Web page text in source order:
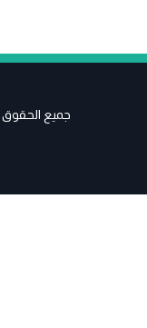
جميع الحقوق